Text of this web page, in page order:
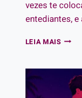
vezes te
entediantes,
LEIA MAISCHATO
NA
CAMA